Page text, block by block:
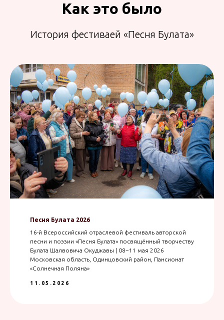
Как это было
История фестиваей «Песня Булата»
Песня Булата 2026
16-й Всероссийский отраслевой фестиваль авторской
песни и поэзии «Песня Булата» посвящённый творчеству
Булата Шалвовича Окуджавы | 08−11 мая 2026
Московская область, Одинцовский район, Пансионат
«Солнечная Поляна»
11.05.2026